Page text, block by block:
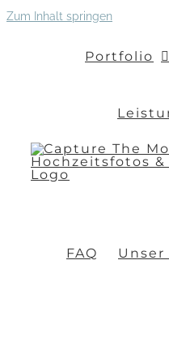
Zum Inhalt springen
Portfolio
FAQ Unser